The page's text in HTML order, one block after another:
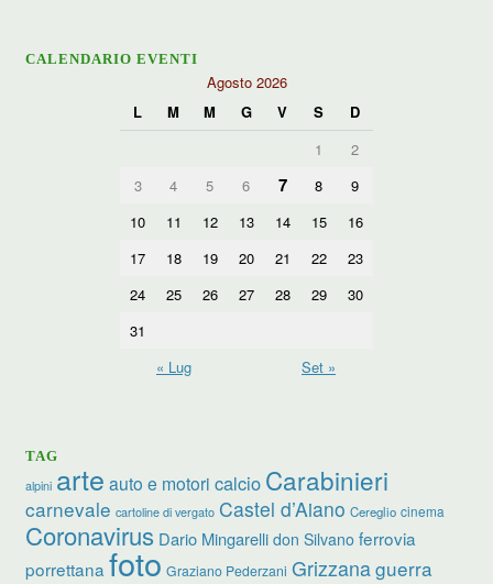
CALENDARIO EVENTI
Agosto 2026
L
M M G V S
D
1
2
3
4 5 6 7 8
9
10
11 12 13 14 15
16
17
18 19 20 21 22
23
24
25 26 27 28 29
30
31
« Lug
Set »
TAG
alpini arte auto e motori calcio Carabinieri
carnevale cartoline di vergato Castel d’Aiano Cereglio cinema
Coronavirus Dario Mingarelli don Silvano ferrovia
porrettana foto Graziano Pederzani Grizzanaguerra